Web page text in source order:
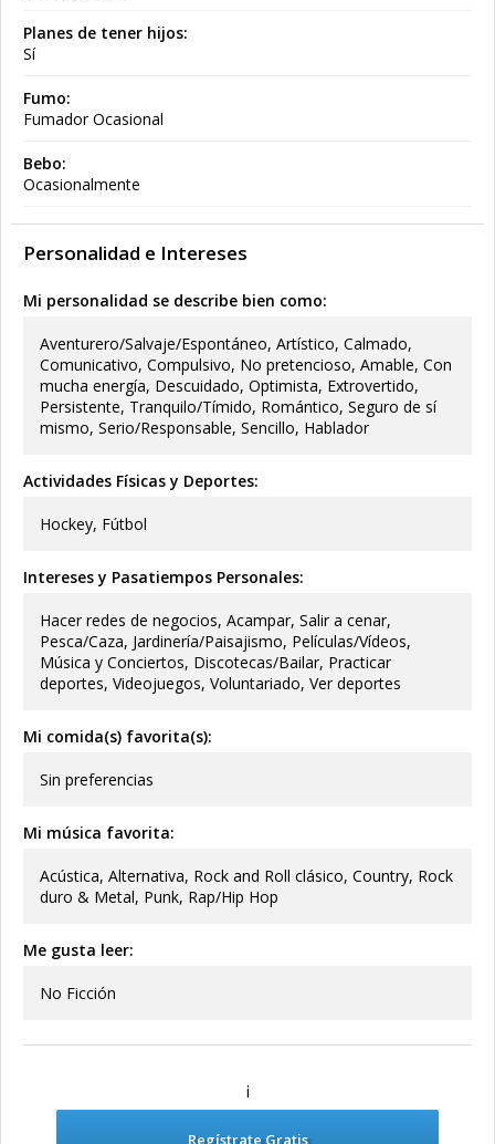
Planes de tener hijos:
Sí
Fumo:
Fumador Ocasional
Bebo:
Ocasionalmente
Personalidad e Intereses
Mi personalidad se describe bien como:
Aventurero/Salvaje/Espontáneo, Artístico, Calmado,
Comunicativo, Compulsivo, No pretencioso, Amable, Con
mucha energía, Descuidado, Optimista, Extrovertido,
Persistente, Tranquilo/Tímido, Romántico, Seguro de sí
mismo, Serio/Responsable, Sencillo, Hablador
Actividades Físicas y Deportes:
Hockey, Fútbol
Intereses y Pasatiempos Personales:
Hacer redes de negocios, Acampar, Salir a cenar,
Pesca/Caza, Jardinería/Paisajismo, Películas/Vídeos,
Música y Conciertos, Discotecas/Bailar, Practicar
deportes, Videojuegos, Voluntariado, Ver deportes
Mi comida(s) favorita(s):
Sin preferencias
Mi música favorita:
Acústica, Alternativa, Rock and Roll clásico, Country, Rock
duro & Metal, Punk, Rap/Hip Hop
Me gusta leer:
No Ficción
¡
Regístrate Gratis